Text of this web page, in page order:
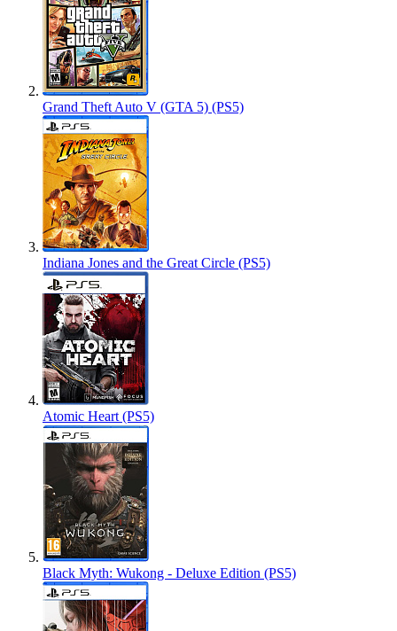
Grand Theft Auto V (GTA 5) (PS5)
Indiana Jones and the Great Circle (PS5)
Atomic Heart (PS5)
Black Myth: Wukong - Deluxe Edition (PS5)